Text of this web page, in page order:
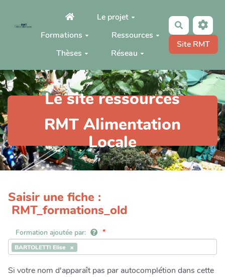
Aller au contenu principalLe projet
Formations
Ressources
Thèses
Réseau
Rechercher
Site RMT
Le site ressources
RMT Alimentation
Locale
Saisir une fiche :
RMT_formations_old
Formation ajoutée par:
BARTOLETTI Elise
Si votre nom d'apparaît pas par autocomplétion dans cette